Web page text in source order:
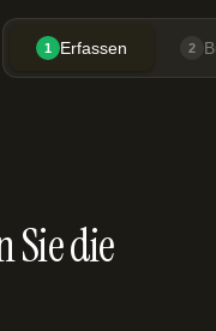
1 Erfassen 2
Sie die